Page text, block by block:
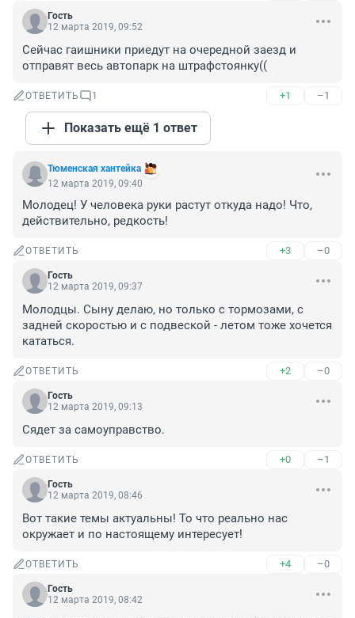
Гость
12 марта 2019, 09:52
Сейчас гаишники приедут на очередной заезд и
отправят весь автопарк на штрафстоянку((
ОТВЕТИТЬ 1 +1 –1
Показать ещё 1 ответ
Тюменская хантейка
12 марта 2019, 09:40
Молодец! У человека руки растут откуда надо! Что,
действительно, редкость!
ОТВЕТИТЬ +3 –0
Гость
12 марта 2019, 09:37
Молодцы. Сыну делаю, но только с тормозами, с
задней скоростью и с подвеской - летом тоже хочется
кататься.
ОТВЕТИТЬ +2 –0
Гость
12 марта 2019, 09:13
Сядет за самоуправство.
ОТВЕТИТЬ +0 –1
Гость
12 марта 2019, 08:46
Вот такие темы актуальны! То что реально нас
окружает и по настоящему интересует!
ОТВЕТИТЬ +4 –0
Гость
12 марта 2019, 08:42